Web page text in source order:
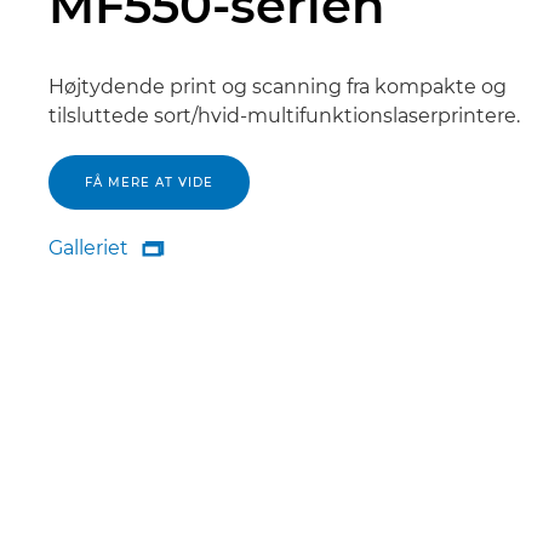
Højtydende print og scanning fra kompakte og
tilsluttede sort/hvid-multifunktionslaserprintere.
FÅ MERE AT VIDE
Galleriet
Galleriet
